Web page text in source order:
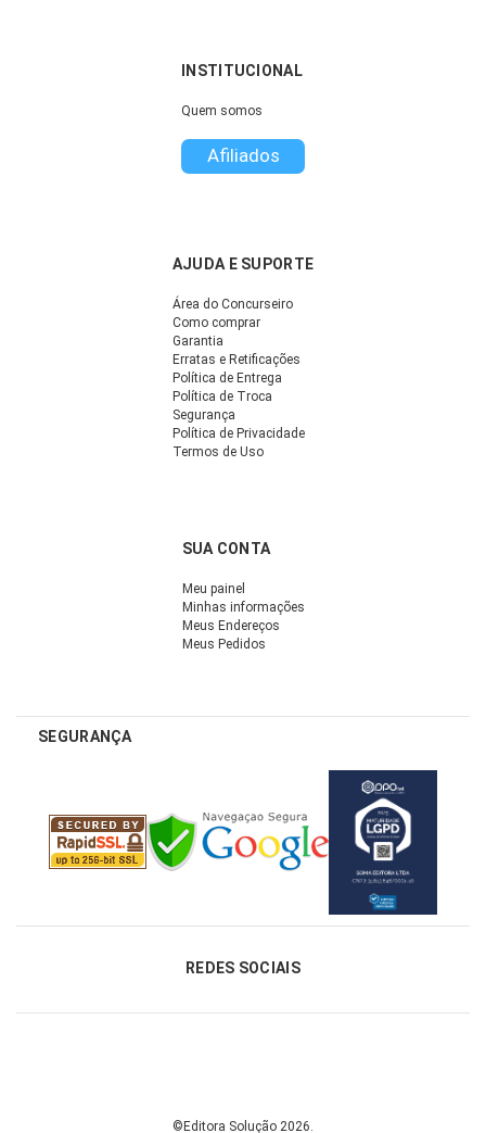
INSTITUCIONAL
Quem somos
Afiliados
AJUDA E SUPORTE
Área do Concurseiro
Como comprar
Garantia
Erratas e Retificações
Política de Entrega
Política de Troca
Segurança
Política de Privacidade
Termos de Uso
SUA CONTA
Meu painel
Minhas informações
Meus Endereços
Meus Pedidos
SEGURANÇA
REDES SOCIAIS
©Editora Solução 2026.